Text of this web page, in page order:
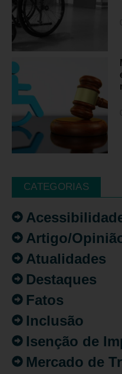
CATEGORIAS
Artigo/
Atualidades
Destaques
Fatos
Inclusão
Isenção de
Mercado de